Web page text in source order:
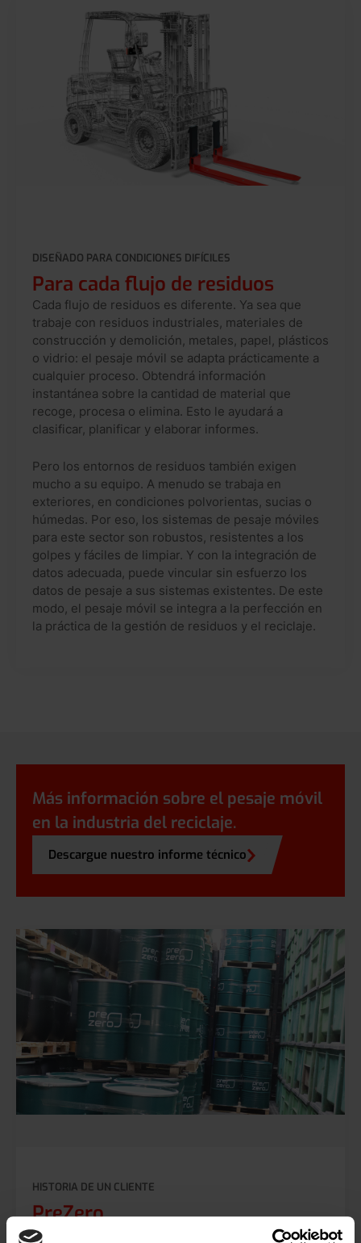
DISEÑADO PARA CONDICIONES DIFÍCILES
Para cada flujo de residuos
Cada flujo de residuos es diferente. Ya sea que
trabaje con residuos industriales, materiales de
construcción y demolición, metales, papel, plásticos
o vidrio: el pesaje móvil se adapta prácticamente a
cualquier proceso. Obtendrá información
instantánea sobre la cantidad de material que
recoge, procesa o elimina. Esto le ayudará a
clasificar, planificar y elaborar informes.
Pero los entornos de residuos también exigen
mucho a su equipo. A menudo se trabaja en
exteriores, en condiciones polvorientas, sucias o
húmedas. Por eso, los sistemas de pesaje móviles
para este sector son robustos, resistentes a los
golpes y fáciles de limpiar. Y con la integración de
datos adecuada, puede vincular sin esfuerzo los
datos de pesaje a sus sistemas existentes. De este
modo, el pesaje móvil se integra a la perfección en
la práctica de la gestión de residuos y el reciclaje.
Más información sobre el pesaje móvil
en la industria del reciclaje.
Descargue nuestro informe técnico
HISTORIA DE UN CLIENTE
PreZero
La cooperación entre PreZero y RAVAS se remonta